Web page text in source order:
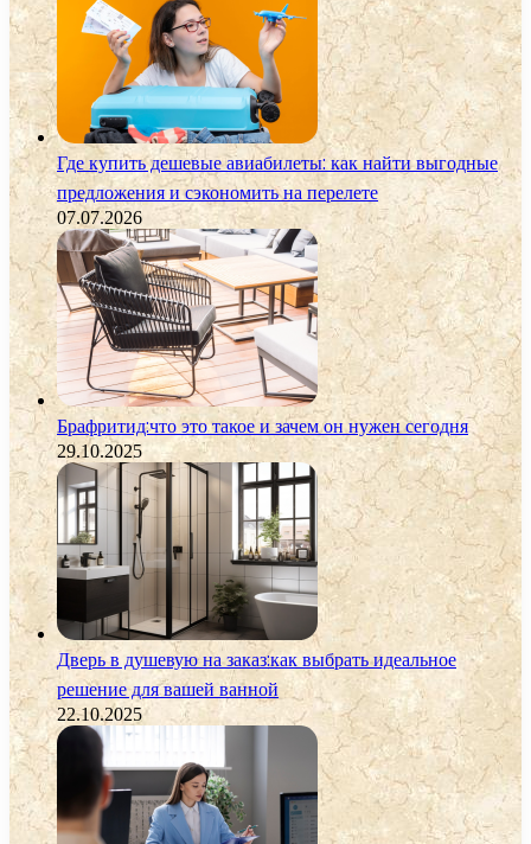
Где купить дешевые авиабилеты: как найти выгодные
предложения и сэкономить на перелете
07.07.2026
Брафритид:что это такое и зачем он нужен сегодня
29.10.2025
Дверь в душевую на заказ:как выбрать идеальное
решение для вашей ванной
22.10.2025